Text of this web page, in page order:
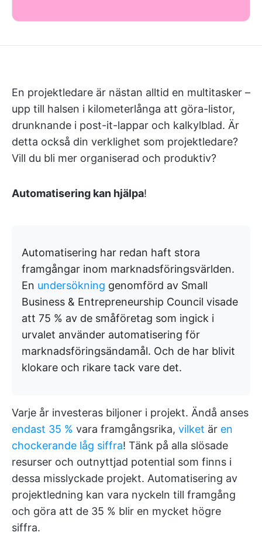
En projektledare är nästan alltid en multitasker –
upp till halsen i kilometerlånga att göra-listor,
drunknande i post-it-lappar och kalkylblad. Är
detta också din verklighet som projektledare?
Vill du bli mer organiserad och produktiv?
Automatisering kan hjälpa!
Automatisering har redan haft stora
framgångar inom marknadsföringsvärlden.
En undersökning genomförd av Small
Business & Entrepreneurship Council visade
att 75 % av de småföretag som ingick i
urvalet använder automatisering för
marknadsföringsändamål. Och de har blivit
klokare och rikare tack vare det.
Varje år investeras biljoner i projekt. Ändå anses
endast 35 % vara framgångsrika, vilket är en
chockerande låg siffra! Tänk på alla slösade
resurser och outnyttjad potential som finns i
dessa misslyckade projekt. Automatisering av
projektledning kan vara nyckeln till framgång
och göra att de 35 % blir en mycket högre
siffra.